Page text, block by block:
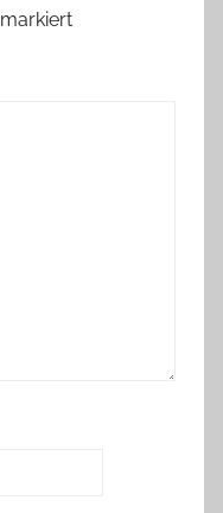
markiert